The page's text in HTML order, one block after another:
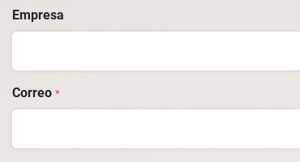
Empresa
Correo *